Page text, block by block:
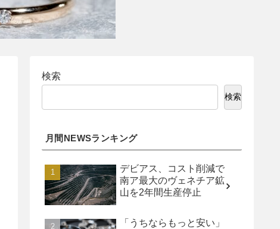
検索
検索
月間NEWSランキング
デビアス、コスト削減で
南ア最大のヴェネチア鉱
山を2年間生産停止
「うちならもっと安い」